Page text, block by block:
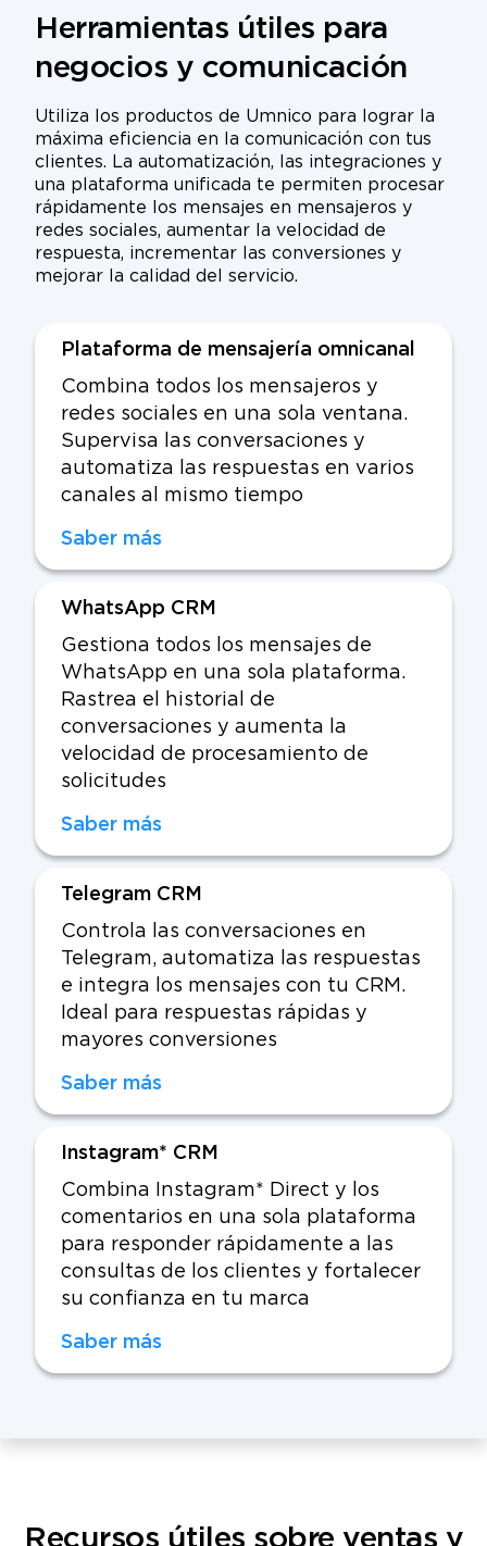
Herramientas útiles para
negocios y comunicación
Utiliza los productos de Umnico para lograr la
máxima eficiencia en la comunicación con tus
clientes. La automatización, las integraciones y
una plataforma unificada te permiten procesar
rápidamente los mensajes en mensajeros y
redes sociales, aumentar la velocidad de
respuesta, incrementar las conversiones y
mejorar la calidad del servicio.
Plataforma de mensajería omnicanal
Combina todos los mensajeros y
redes sociales en una sola ventana.
Supervisa las conversaciones y
automatiza las respuestas en varios
canales al mismo tiempo
Saber más
WhatsApp CRM
Gestiona todos los mensajes de
WhatsApp en una sola plataforma.
Rastrea el historial de
conversaciones y aumenta la
velocidad de procesamiento de
solicitudes
Saber más
Telegram CRM
Controla las conversaciones en
Telegram, automatiza las respuestas
e integra los mensajes con tu CRM.
Ideal para respuestas rápidas y
mayores conversiones
Saber más
Instagram* CRM
Combina Instagram* Direct y los
comentarios en una sola plataforma
para responder rápidamente a las
consultas de los clientes y fortalecer
su confianza en tu marca
Saber más
Recursos útiles sobre ventas y